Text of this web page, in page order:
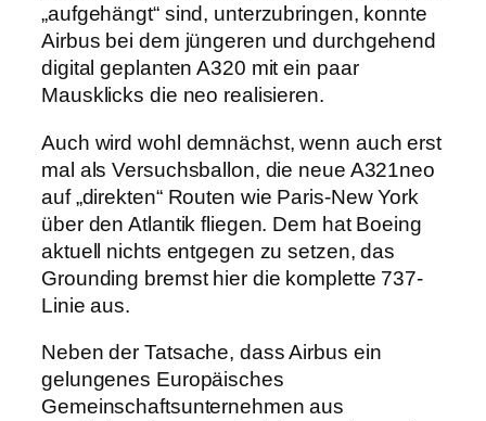
„aufgehängt“ sind, unterzubringen, konnte
Airbus bei dem jüngeren und durchgehend
digital geplanten A320 mit ein paar
Mausklicks die neo realisieren.
Auch wird wohl demnächst, wenn auch erst
mal als Versuchsballon, die neue A321neo
auf „direkten“ Routen wie Paris-New York
über den Atlantik fliegen. Dem hat Boeing
aktuell nichts entgegen zu setzen, das
Grounding bremst hier die komplette 737-
Linie aus.
Neben der Tatsache, dass Airbus ein
gelungenes Europäisches
Gemeinschaftsunternehmen aus